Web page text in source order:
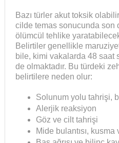
Bazı türler akut toksik
cilde temas sonucunda son
ölümcül tehlike
Belirtiler genellikle
bile, kimi vakalarda 48 saat
de olmaktadır. Bu türdeki
belirtilere neden olur:
Solunum yolu tahrişi,
Alerjik reaksiyon
Göz ve cilt tahrişi
Mide bulantısı, kusma